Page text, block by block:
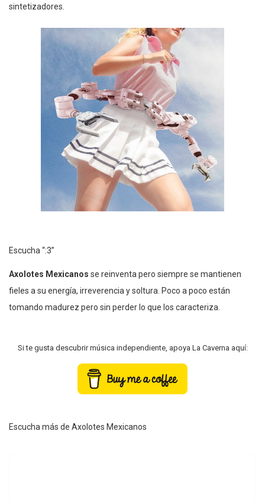
sintetizadores.
Escucha “:3”
Axolotes Mexicanos se reinventa pero siempre se mantienen
fieles a su energía, irreverencia y soltura. Poco a poco están
tomando madurez pero sin perder lo que los caracteriza.
Si te gusta descubrir música independiente, apoya La Caverna aquí:
Escucha más de Axolotes Mexicanos